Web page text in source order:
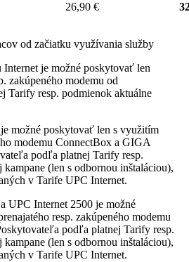
26,90 €
od začiatku využívania služby
Internet je možné poskytovať len
zakúpeného modemu od
Tarify resp. podmienok aktuálne
možné poskytovať len s využitím
modemu ConnectBox a GIGA
podľa platnej Tarify resp.
(len s odbornou inštaláciou),
v Tarife UPC Internet.
UPC Internet 2500 je možné
resp. zakúpeného modemu
podľa platnej Tarify resp.
(len s odbornou inštaláciou),
v Tarife UPC Internet.